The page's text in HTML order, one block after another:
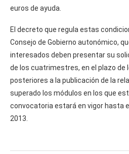
euros de ayuda.
El decreto que regula estas
Consejo de Gobierno autonómico,
interesados deben presentar su
de los cuatrimestres, en el plazo de
posteriores a la publicación de la
superado los módulos en los que
convocatoria estará en vigor hasta
2013.